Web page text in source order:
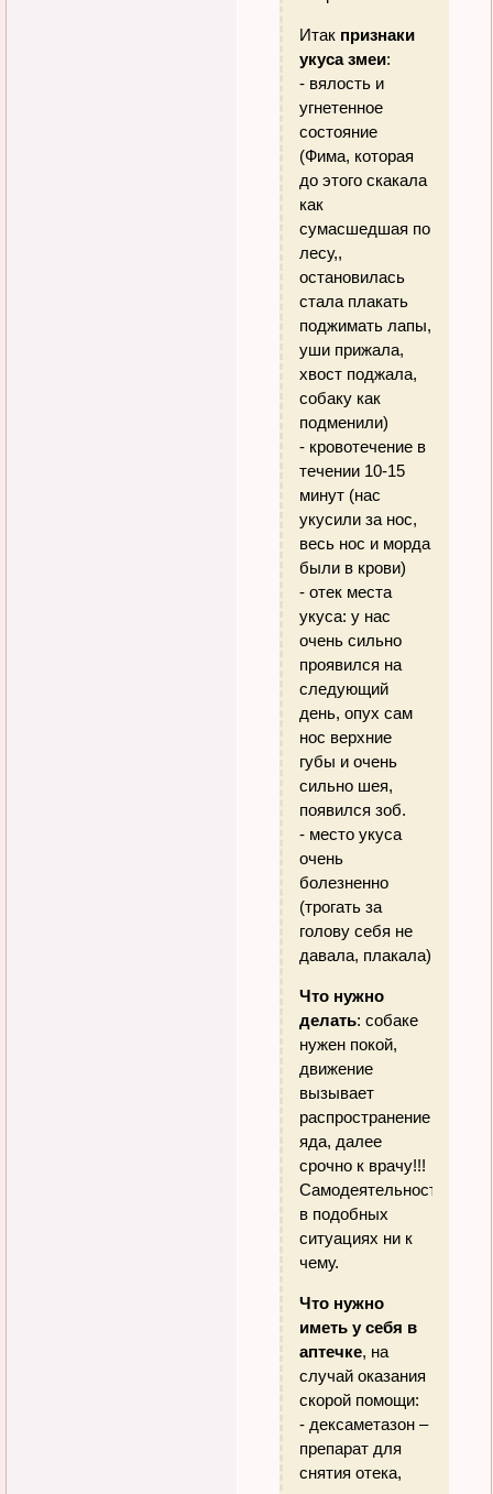
Итак признаки
укуса змеи:
- вялость и
угнетенное
состояние
(Фима, которая
до этого скакала
как
сумасшедшая по
лесу,,
остановилась
стала плакать
поджимать лапы,
уши прижала,
хвост поджала,
собаку как
подменили)
- кровотечение в
течении 10-15
минут (нас
укусили за нос,
весь нос и морда
были в крови)
- отек места
укуса: у нас
очень сильно
проявился на
следующий
день, опух сам
нос верхние
губы и очень
сильно шея,
появился зоб.
- место укуса
очень
болезненно
(трогать за
голову себя не
давала, плакала)
Что нужно
делать: собаке
нужен покой,
движение
вызывает
распространение
яда, далее
срочно к врачу!!!
Самодеятельность
в подобных
ситуациях ни к
чему.
Что нужно
иметь у себя в
аптечке, на
случай оказания
скорой помощи:
- дексаметазон –
препарат для
снятия отека,